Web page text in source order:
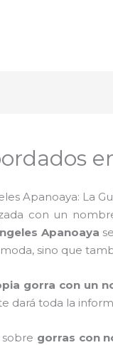
Apanoaya: La
con un
Apanoaya
sino que
gorra con un
dará toda la
gorras con